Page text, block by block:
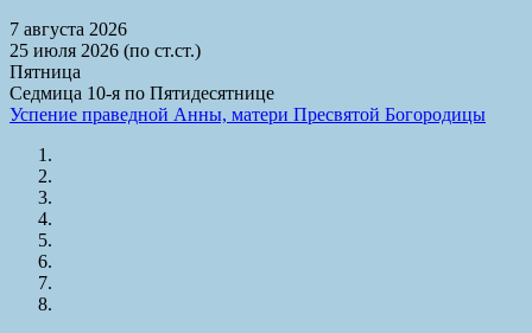
7 августа 2026
25 июля 2026 (по ст.ст.)
Пятница
Седмица 10-я по Пятидесятнице
Успение праведной Анны, матери Пресвятой Богородицы